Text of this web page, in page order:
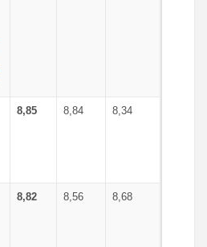
8,85 8,84 8,34
8,82 8,56 8,68